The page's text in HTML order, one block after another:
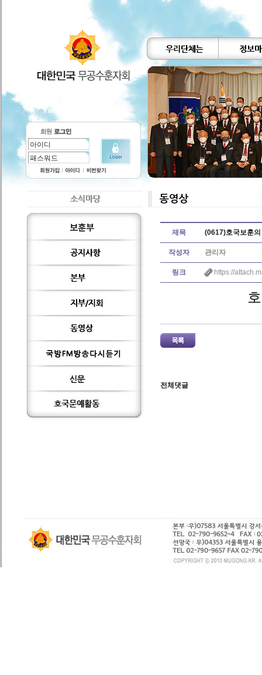
제목 (0617)호국보훈
작성자 관리자
링크 https://
전체댓글